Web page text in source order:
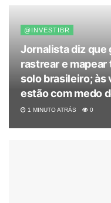
@INVESTIBR
Jornalista diz que
rastrear e
solo brasileiro; às
estão com medo
1 MINUTO ATRÁS 0